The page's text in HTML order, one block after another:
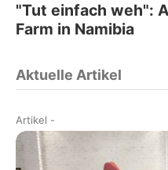
"Tut einfach weh":
Farm in Namibia
Aktuelle Artikel
Artikel -